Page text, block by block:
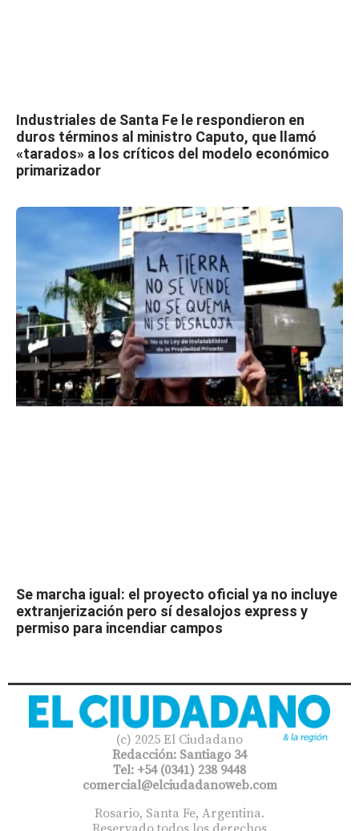
Industriales de Santa Fe le respondieron en
duros términos al ministro Caputo, que llamó
«tarados» a los críticos del modelo económico
primarizador
Se marcha igual: el proyecto oficial ya no incluye
extranjerización pero sí desalojos express y
permiso para incendiar campos
(c) 2025 El Ciudadano
Redacción: Santiago 34
Tel: +54 (0341) 238 9448
comercial@elciudadanoweb.com​
Rosario, Santa Fe, Argentina.